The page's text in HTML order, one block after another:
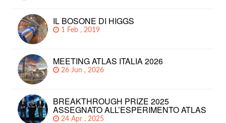
IL BOSONE DI HIGGS
1 Feb , 2019
MEETING ATLAS ITALIA 2026
26 Jun , 2026
BREAKTHROUGH PRIZE 2025
ASSEGNATO ALL’ESPERIMENTO ATLAS
24 Apr , 2025